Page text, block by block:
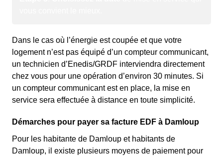
Dans le cas où l’énergie est coupée et que votre
logement n’est pas équipé d’un compteur communicant,
un technicien d’Enedis/GRDF interviendra directement
chez vous pour une opération d’environ 30 minutes. Si
un compteur communicant est en place, la mise en
service sera effectuée à distance en toute simplicité.
Démarches pour payer sa facture EDF à Damloup
Pour les habitante de Damloup et habitants de
Damloup, il existe plusieurs moyens de paiement pour